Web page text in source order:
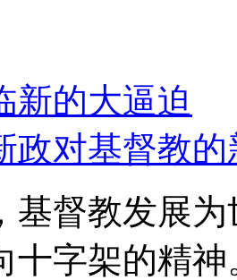
新的大逼迫
对基督教的
基督教发展
十字架的精